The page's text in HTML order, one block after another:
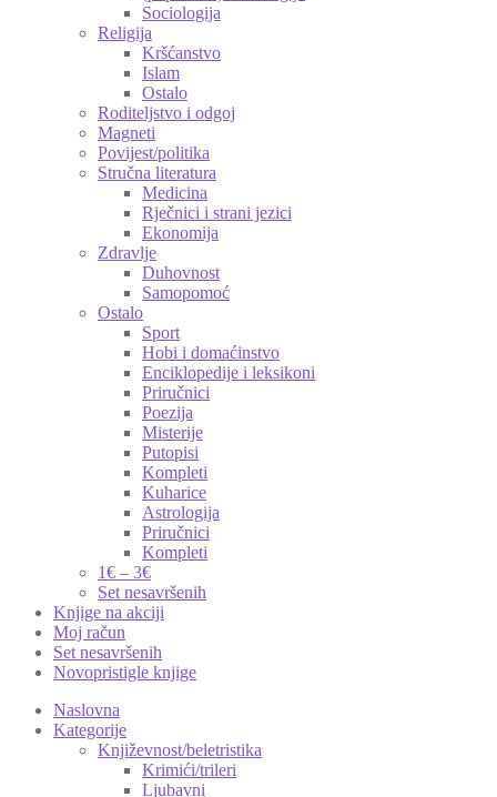
Sociologija
Religija
Kršćanstvo
Islam
Ostalo
Roditeljstvo i odgoj
Magneti
Povijest/politika
Stručna literatura
Medicina
Rječnici i strani jezici
Ekonomija
Zdravlje
Duhovnost
Samopomoć
Ostalo
Sport
Hobi i domaćinstvo
Enciklopedije i leksikoni
Priručnici
Poezija
Misterije
Putopisi
Kompleti
Kuharice
Astrologija
Priručnici
Kompleti
1€ – 3€
Set nesavršenih
Knjige na akciji
Moj račun
Set nesavršenih
Novopristigle knjige
Naslovna
Kategorije
Književnost/beletristika
Krimići/trileri
Ljubavni